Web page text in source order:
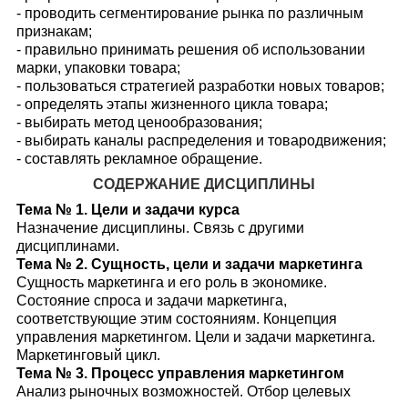
- проводить сегментирование рынка по различным
признакам;
- правильно принимать решения об использовании
марки, упаковки товара;
- пользоваться стратегией разработки новых товаров;
- определять этапы жизненного цикла товара;
- выбирать метод ценообразования;
- выбирать каналы распределения и товародвижения;
- составлять рекламное обращение.
СОДЕРЖАНИЕ ДИСЦИПЛИНЫ
Тема № 1. Цели и задачи курса
Назначение дисциплины. Связь с другими
дисциплинами.
Тема № 2. Сущность, цели и задачи маркетинга
Сущность маркетинга и его роль в экономике.
Состояние спроса и задачи маркетинга,
соответствующие этим состояниям. Концепция
управления маркетингом. Цели и задачи маркетинга.
Маркетинговый цикл.
Тема № 3. Процесс управления маркетингом
Анализ рыночных возможностей. Отбор целевых